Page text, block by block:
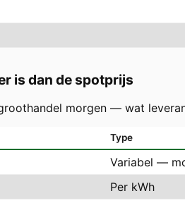
is dan de spotprijs
morgen — wat
Type
Variabel —
Per kWh